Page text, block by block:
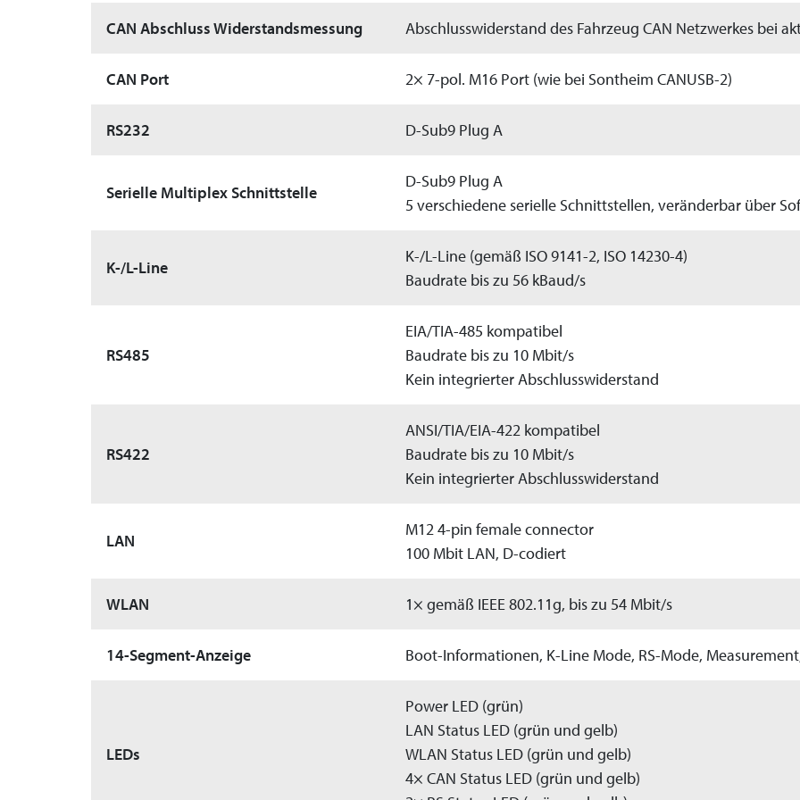
CAN Abschluss Widerstandsmessung Abschlusswiderstand des Fahrzeug CAN Netzwerkes bei
CAN Port 2× 7-pol. M16 Port (wie bei Sontheim CANUSB-2)
RS232 D-Sub9 Plug A
Serielle Multiplex Schnittstelle
D-Sub9 Plug A
5 verschiedene serielle Schnittstellen, veränderbar über
K-/L-Line
K-/L-Line (gemäß ISO 9141-2, ISO 14230-4)
Baudrate bis zu 56 kBaud/s
RS485
EIA/TIA-485 kompatibel
Baudrate bis zu 10 Mbit/s
Kein integrierter Abschlusswiderstand
RS422
ANSI/TIA/EIA-422 kompatibel
Baudrate bis zu 10 Mbit/s
Kein integrierter Abschlusswiderstand
LAN
M12 4-pin female connector
100 Mbit LAN, D-codiert
WLAN 1× gemäß IEEE 802.11g, bis zu 54 Mbit/s
14-Segment-Anzeige Boot-Informationen, K-Line Mode, RS-Mode,
LEDs
Power LED (grün)
LAN Status LED (grün und gelb)
WLAN Status LED (grün und gelb)
4× CAN Status LED (grün und gelb)